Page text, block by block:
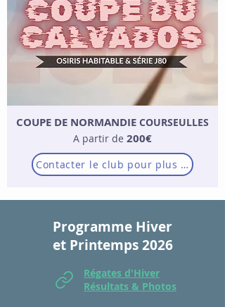
COUPE DE NORMANDIE COURSEULLES
A partir de 200€
Contacter le club pour plus d'info
Programme Hiver
et Printemps 2026
Régates d'Hiver
Résultats & Photos